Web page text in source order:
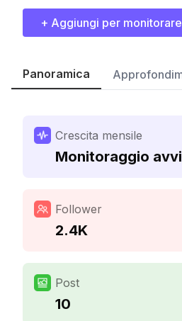
+ Aggiungi per
Panoramica
Crescita mensile
Monitoraggio
Follower
2.4K
Post
10